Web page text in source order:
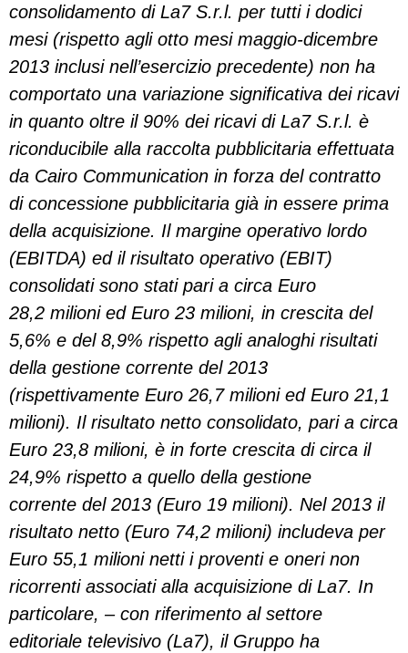
consolidamento di La7 S.r.l. per tutti i dodici
mesi (rispetto agli otto mesi maggio-dicembre
2013 inclusi nell’esercizio precedente) non ha
comportato una variazione significativa dei ricavi
in quanto oltre il 90% dei ricavi di La7 S.r.l. è
riconducibile alla raccolta pubblicitaria effettuata
da Cairo Communication in forza del contratto
di concessione pubblicitaria già in essere prima
della acquisizione. Il margine operativo lordo
(EBITDA) ed il risultato operativo (EBIT)
consolidati sono stati pari a circa Euro
28,2 milioni ed Euro 23 milioni, in crescita del
5,6% e del 8,9% rispetto agli analoghi risultati
della gestione corrente del 2013
(rispettivamente Euro 26,7 milioni ed Euro 21,1
milioni). Il risultato netto consolidato, pari a circa
Euro 23,8 milioni, è in forte crescita di circa il
24,9% rispetto a quello della gestione
corrente del 2013 (Euro 19 milioni). Nel 2013 il
risultato netto (Euro 74,2 milioni) includeva per
Euro 55,1 milioni netti i proventi e oneri non
ricorrenti associati alla acquisizione di La7. In
particolare, – con riferimento al settore
editoriale televisivo (La7), il Gruppo ha